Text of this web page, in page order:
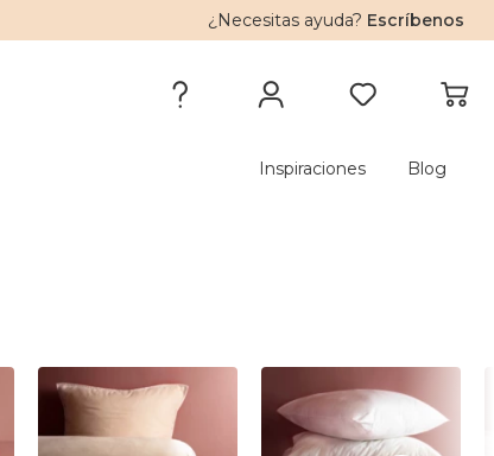
¿Necesitas ayuda? Escríbenos
Inspiraciones Blog